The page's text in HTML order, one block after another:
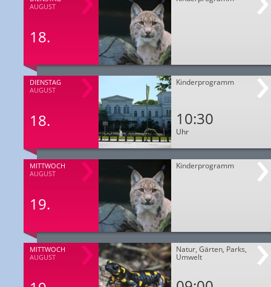
AUGUST
18.
DIENSTAG
AUGUST
18.
Kinderprogramm
10:30
Uhr
MITTWOCH
AUGUST
19.
Kinderprogramm
MITTWOCH
AUGUST
Natur, Gärten, Parks,
Umwelt